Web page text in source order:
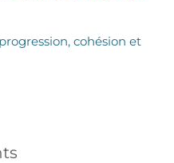
cohésion et